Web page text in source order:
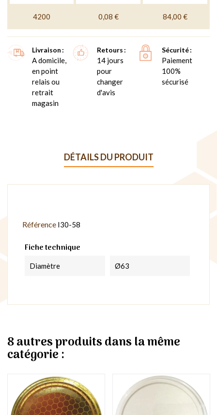
4200 0,08 € 84,00 €
Livraison
A domicile,
en point
relais ou
retrait
magasin
Retours
14 jours
pour
changer
d'avis
Sécurité
Paiement
100%
sécurisé
DÉTAILS DU PRODUIT
Référence I30-58
Fiche technique
Diamètre Ø63
8 autres produits dans la même
catégorie :